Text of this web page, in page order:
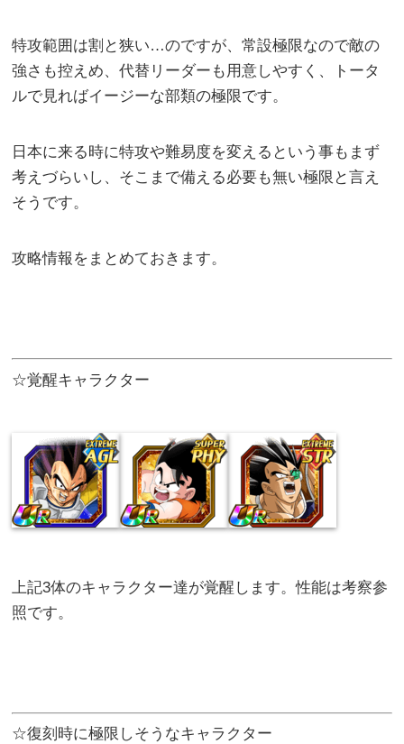
特攻範囲は割と狭い…のですが、常設極限なので敵の
強さも控えめ、代替リーダーも用意しやすく、トータ
ルで見ればイージーな部類の極限です。
日本に来る時に特攻や難易度を変えるという事もまず
考えづらいし、そこまで備える必要も無い極限と言え
そうです。
攻略情報をまとめておきます。
☆覚醒キャラクター
上記3体のキャラクター達が覚醒します。性能は考察参
照です。
☆復刻時に極限しそうなキャラクター